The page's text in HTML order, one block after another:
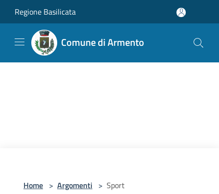
Regione Basilicata
Comune di Armento
Home > Argomenti > Sport